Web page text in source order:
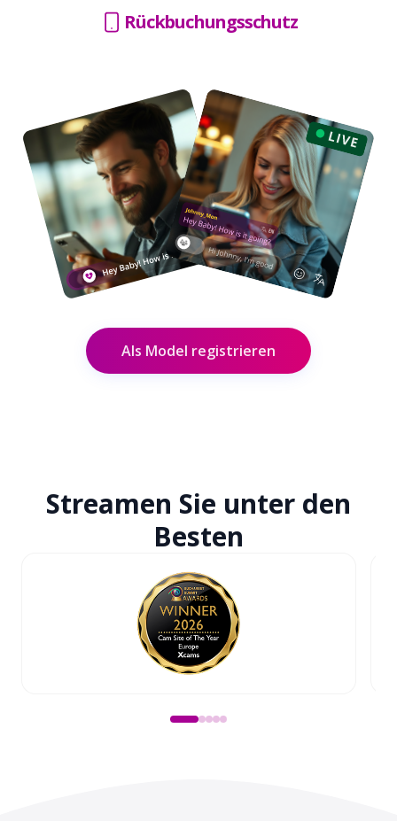
Rückbuchungsschutz
Als Model registrieren
Streamen Sie unter den
Besten